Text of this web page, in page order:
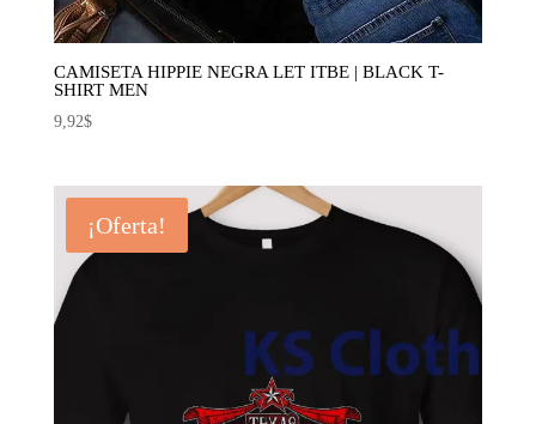
CAMISETA HIPPIE NEGRA LET ITBE | BLACK T-
SHIRT MEN
9,92$
¡Oferta!